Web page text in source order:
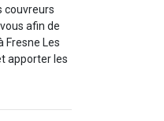
couvreurs
afin de
Fresne Les
apporter les